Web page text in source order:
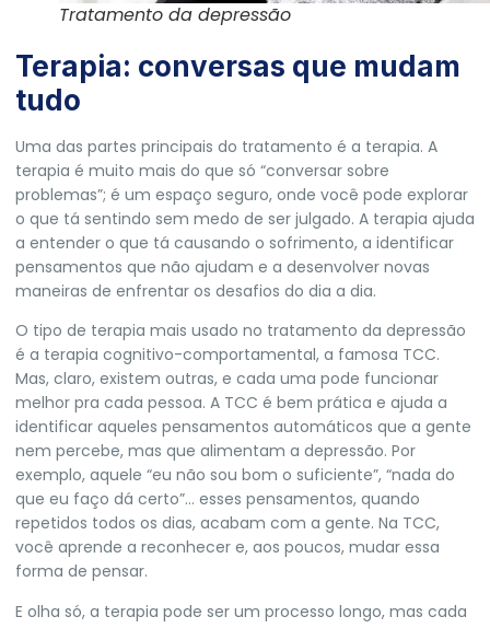
Tratamento da depressão
Terapia: conversas que mudam
tudo
Uma das partes principais do tratamento é a terapia. A
terapia é muito mais do que só “conversar sobre
problemas”; é um espaço seguro, onde você pode explorar
o que tá sentindo sem medo de ser julgado. A terapia ajuda
a entender o que tá causando o sofrimento, a identificar
pensamentos que não ajudam e a desenvolver novas
maneiras de enfrentar os desafios do dia a dia.
O tipo de terapia mais usado no tratamento da depressão
é a terapia cognitivo-comportamental, a famosa TCC.
Mas, claro, existem outras, e cada uma pode funcionar
melhor pra cada pessoa. A TCC é bem prática e ajuda a
identificar aqueles pensamentos automáticos que a gente
nem percebe, mas que alimentam a depressão. Por
exemplo, aquele “eu não sou bom o suficiente”, “nada do
que eu faço dá certo”… esses pensamentos, quando
repetidos todos os dias, acabam com a gente. Na TCC,
você aprende a reconhecer e, aos poucos, mudar essa
forma de pensar.
E olha só, a terapia pode ser um processo longo, mas cada